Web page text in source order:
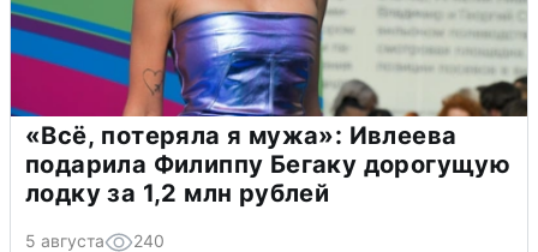
«Всё, потеряла я мужа»: Ивлеева
подарила Филиппу Бегаку дорогущую
лодку за 1,2 млн рублей
5 августа 240